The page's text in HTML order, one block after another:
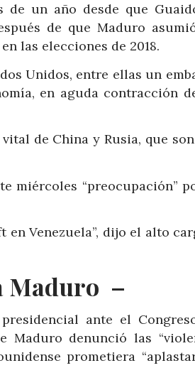
de un año desde que
de que Maduro
las elecciones de 2018.
Unidos, entre ellas un
en aguda contracción
de China y Rusia, que
miércoles “preocupación”
en Venezuela”, dijo el alto
Maduro –
ante el
Maduro denunció las
prometiera